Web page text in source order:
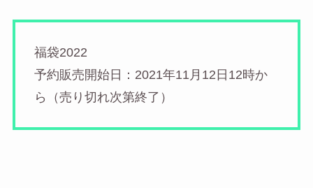
福袋2022
予約販売開始日：2021年11月12日12時か
ら（売り切れ次第終了）